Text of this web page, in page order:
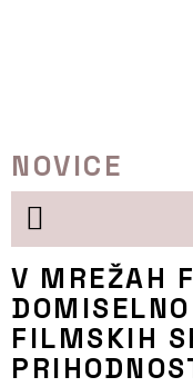
NOVICE
V MREŽAH
FILMSKIH